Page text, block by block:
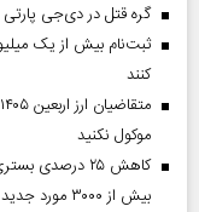
گره قتل در دی‌جی پارتی با ۵۰ قسم باز
ثبت‌نام بیش از یک
کنند
موکول نکنید
کاهش ۲۵
بیش از ۳۰۰۰ مورد جدید سرطان در خانواده بیماران